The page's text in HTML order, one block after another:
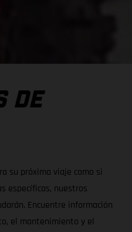
DE
su próxima viaje como si
específicas, nuestros
Encuentre información
el mantenimiento y el